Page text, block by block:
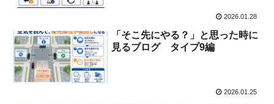
2026.01.28
「そこ先にやる？」と思った時に
見るブログ タイプ9編
2026.01.25